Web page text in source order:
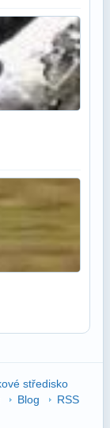
středisko
Blog
RSS